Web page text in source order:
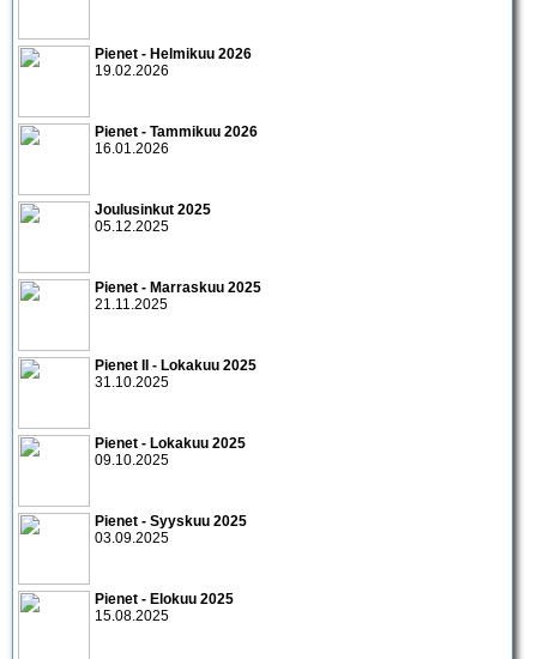
Pienet - Helmikuu 2026
19.02.2026
Pienet - Tammikuu 2026
16.01.2026
Joulusinkut 2025
05.12.2025
Pienet - Marraskuu 2025
21.11.2025
Pienet II - Lokakuu 2025
31.10.2025
Pienet - Lokakuu 2025
09.10.2025
Pienet - Syyskuu 2025
03.09.2025
Pienet - Elokuu 2025
15.08.2025